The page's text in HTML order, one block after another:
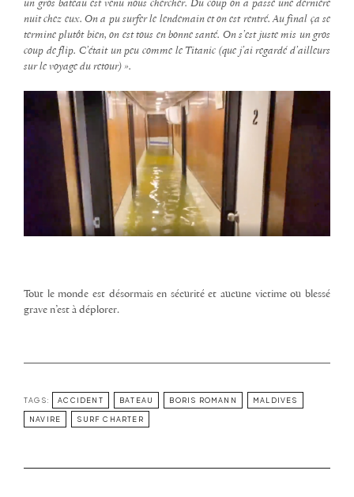
un gros bateau est venu nous chercher. Du coup on a passé une dernière
nuit chez eux. On a pu surfer le lendemain et on est rentré. Au final ça se
termine plutôt bien, on est tous en bonne santé. On s’est juste mis un gros
coup de flip. C’était un peu comme le Titanic (que j’ai regardé d’ailleurs
sur le voyage du retour) ».
Tout le monde est désormais en sécurité et aucune victime ou blessé
grave n’est à déplorer.
TAGS: ACCIDENT BATEAU BORIS ROMANN MALDIVES
NAVIRE SURF CHARTER